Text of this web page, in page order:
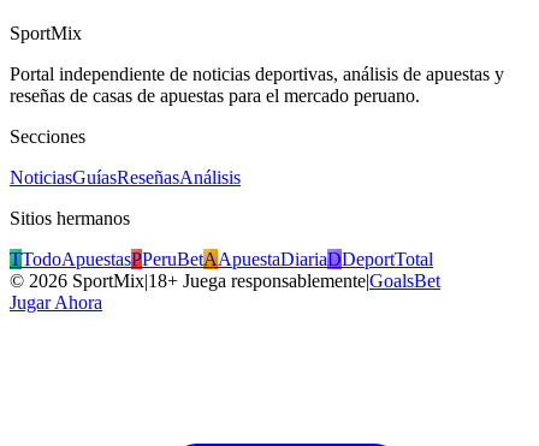
SportMix
Portal independiente de noticias deportivas, análisis de apuestas y
reseñas de casas de apuestas para el mercado peruano.
Secciones
NoticiasGuíasReseñasAnálisis
Sitios hermanos
TTodoApuestasPPeruBetAApuestaDiariaDDeportTotal
© 2026 SportMix|18+ Juega responsablemente|GoalsBet
Jugar Ahora